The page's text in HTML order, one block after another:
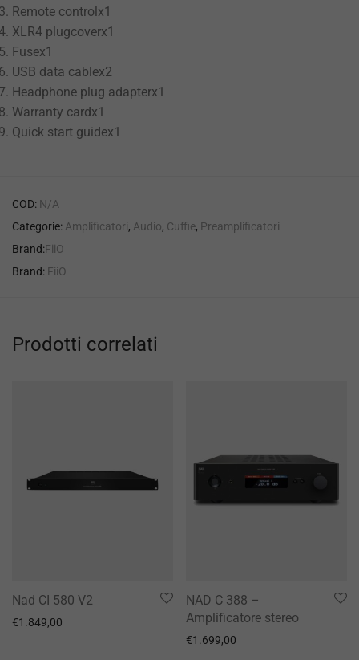
Remote controlx1
XLR4 plugcoverx1
Fusex1
USB data cablex2
Headphone plug adapterx1
Warranty cardx1
Quick start guidex1
COD: N/A
Categorie: Amplificatori, Audio, Cuffie, Preamplificatori
Brand:FiiO
Brand: FiiO
Prodotti correlati
Nad CI 580 V2
€1.849,00
NAD C 388 –
Amplificatore stereo
€1.699,00